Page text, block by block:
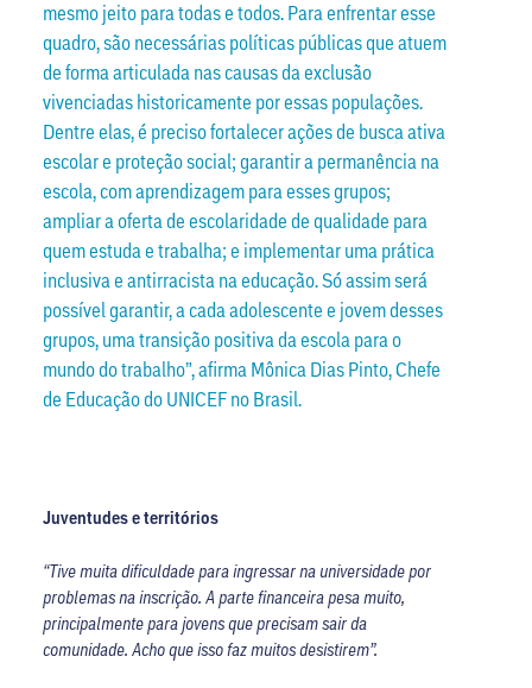
mesmo jeito para todas e todos. Para enfrentar esse
quadro, são necessárias políticas públicas que atuem
de forma articulada nas causas da exclusão
vivenciadas historicamente por essas populações.
Dentre elas, é preciso fortalecer ações de busca ativa
escolar e proteção social; garantir a permanência na
escola, com aprendizagem para esses grupos;
ampliar a oferta de escolaridade de qualidade para
quem estuda e trabalha; e implementar uma prática
inclusiva e antirracista na educação. Só assim será
possível garantir, a cada adolescente e jovem desses
grupos, uma transição positiva da escola para o
mundo do trabalho”, afirma Mônica Dias Pinto, Chefe
de Educação do UNICEF no Brasil.
Juventudes e territórios
“Tive muita dificuldade para ingressar na universidade por
problemas na inscrição. A parte financeira pesa muito,
principalmente para jovens que precisam sair da
comunidade. Acho que isso faz muitos desistirem”.